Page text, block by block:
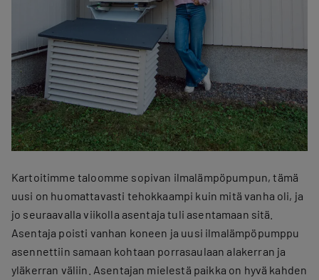
Kartoitimme taloomme sopivan ilmalämpöpumpun, tämä
uusi on huomattavasti tehokkaampi kuin mitä vanha oli, ja
jo seuraavalla viikolla asentaja tuli asentamaan sitä.
Asentaja poisti vanhan koneen ja uusi ilmalämpöpumppu
asennettiin samaan kohtaan porrasaulaan alakerran ja
yläkerran väliin. Asentajan mielestä paikka on hyvä kahden